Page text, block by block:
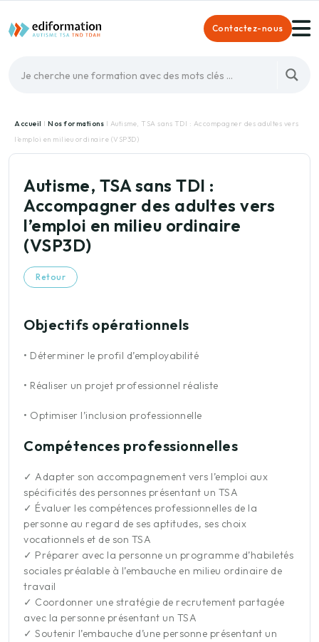
Contactez-nous
Accueil I Nos formations I Autisme, TSA sans TDI : Accompagner des adultes vers
l’emploi en milieu ordinaire (VSP3D)
Retour
Autisme, TSA sans TDI :
Accompagner des adultes vers
l’emploi en milieu ordinaire
(VSP3D)
Objectifs opérationnels
• Déterminer le profil d’employabilité
• Réaliser un projet professionnel réaliste
• Optimiser l’inclusion professionnelle
Compétences professionnelles
✓ Adapter son accompagnement vers l’emploi aux
spécificités des personnes présentant un TSA
✓ Évaluer les compétences professionnelles de la
personne au regard de ses aptitudes, ses choix
vocationnels et de son TSA
✓ Préparer avec la personne un programme d’habiletés
sociales préalable à l’embauche en milieu ordinaire de
travail
✓ Coordonner une stratégie de recrutement partagée
avec la personne présentant un TSA
✓ Soutenir l’embauche d’une personne présentant un